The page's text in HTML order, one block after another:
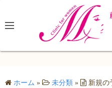
テ
ス
ホーム » 未分類 » 新規の